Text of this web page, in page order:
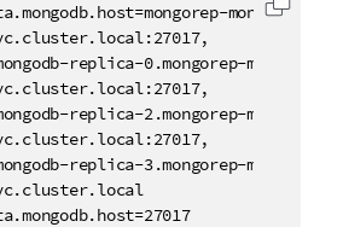
mongodb-
replica-0.mongorep-
replica-2.mongorep-
replica-3.mongorep-
复制代